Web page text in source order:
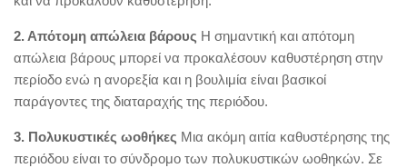
2. Απότομη απώλεια βάρους Η σημαντική και απότομη
απώλεια βάρους μπορεί να προκαλέσουν καθυστέρηση στην
περίοδο ενώ η ανορεξία και η βουλιμία είναι βασικοί
παράγοντες της διαταραχής της περιόδου.
3. Πολυκυστικές ωοθήκες Μια ακόμη αιτία καθυστέρησης της
περιόδου είναι το σύνδρομο των πολυκυστικών ωοθηκών. Σε